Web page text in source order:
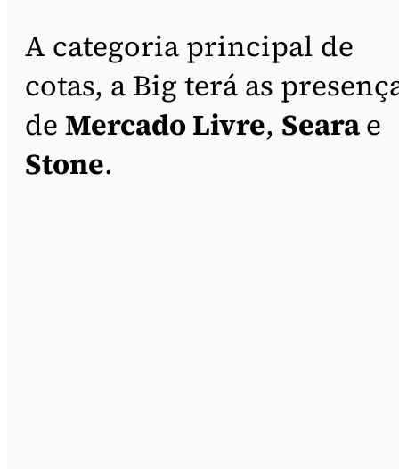
A categoria principal de
cotas, a Big terá as
de Mercado Livre, Searae
Stone.